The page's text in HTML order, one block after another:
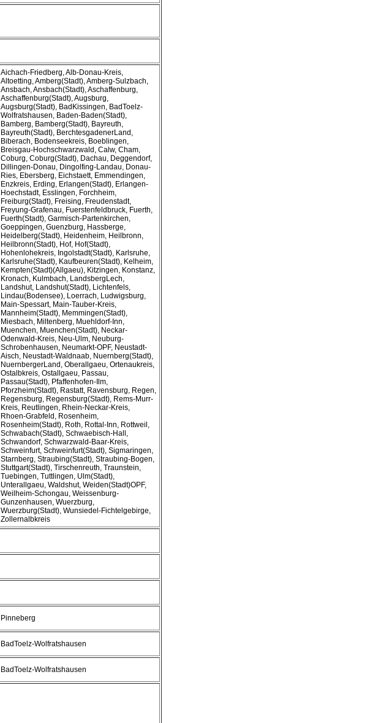
Aichach-Friedberg, Alb-Donau-Kreis,
Altoetting, Amberg(Stadt), Amberg-Sulzbach,
Ansbach, Ansbach(Stadt), Aschaffenburg,
Aschaffenburg(Stadt), Augsburg,
Augsburg(Stadt), BadKissingen, BadToelz-
Wolfratshausen, Baden-Baden(Stadt),
Bamberg, Bamberg(Stadt), Bayreuth,
Bayreuth(Stadt), BerchtesgadenerLand,
Biberach, Bodenseekreis, Boeblingen,
Breisgau-Hochschwarzwald, Calw, Cham,
Coburg, Coburg(Stadt), Dachau, Deggendorf,
Dillingen-Donau, Dingolfing-Landau, Donau-
Ries, Ebersberg, Eichstaett, Emmendingen,
Enzkreis, Erding, Erlangen(Stadt), Erlangen-
Hoechstadt, Esslingen, Forchheim,
Freiburg(Stadt), Freising, Freudenstadt,
Freyung-Grafenau, Fuerstenfeldbruck, Fuerth,
Fuerth(Stadt), Garmisch-Partenkirchen,
Goeppingen, Guenzburg, Hassberge,
Heidelberg(Stadt), Heidenheim, Heilbronn,
Heilbronn(Stadt), Hof, Hof(Stadt),
Hohenlohekreis, Ingolstadt(Stadt), Karlsruhe,
Karlsruhe(Stadt), Kaufbeuren(Stadt), Kelheim,
Kempten(Stadt)(Allgaeu), Kitzingen, Konstanz,
Kronach, Kulmbach, LandsbergLech,
Landshut, Landshut(Stadt), Lichtenfels,
Lindau(Bodensee), Loerrach, Ludwigsburg,
Main-Spessart, Main-Tauber-Kreis,
Mannheim(Stadt), Memmingen(Stadt),
Miesbach, Miltenberg, Muehldorf-Inn,
Muenchen, Muenchen(Stadt), Neckar-
Odenwald-Kreis, Neu-Ulm, Neuburg-
Schrobenhausen, Neumarkt-OPF, Neustadt-
Aisch, Neustadt-Waldnaab, Nuernberg(Stadt),
NuernbergerLand, Oberallgaeu, Ortenaukreis,
Ostalbkreis, Ostallgaeu, Passau,
Passau(Stadt), Pfaffenhofen-Ilm,
Pforzheim(Stadt), Rastatt, Ravensburg, Regen,
Regensburg, Regensburg(Stadt), Rems-Murr-
Kreis, Reutlingen, Rhein-Neckar-Kreis,
Rhoen-Grabfeld, Rosenheim,
Rosenheim(Stadt), Roth, Rottal-Inn, Rottweil,
Schwabach(Stadt), Schwaebisch-Hall,
Schwandorf, Schwarzwald-Baar-Kreis,
Schweinfurt, Schweinfurt(Stadt), Sigmaringen,
Starnberg, Straubing(Stadt), Straubing-Bogen,
Stuttgart(Stadt), Tirschenreuth, Traunstein,
Tuebingen, Tuttlingen, Ulm(Stadt),
Unterallgaeu, Waldshut, Weiden(Stadt)OPF,
Weilheim-Schongau, Weissenburg-
Gunzenhausen, Wuerzburg,
Wuerzburg(Stadt), Wunsiedel-Fichtelgebirge,
Zollernalbkreis
Pinneberg
BadToelz-Wolfratshausen
BadToelz-Wolfratshausen